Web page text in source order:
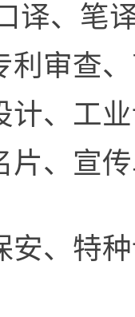
译、笔
利审查
计、工
片、宣
安、特